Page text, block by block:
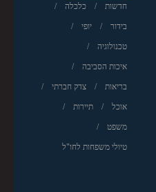
חדשות כלכלה
בידור יופי
טכנולוגיה
איכות הסביבה
בריאות צדק חברתי
אוכל תיירות
משפט
טיולי משפחות לחו"ל